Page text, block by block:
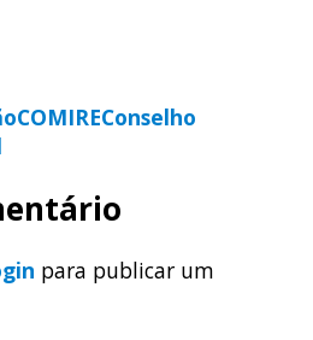
COMIREConselho
para publicar um